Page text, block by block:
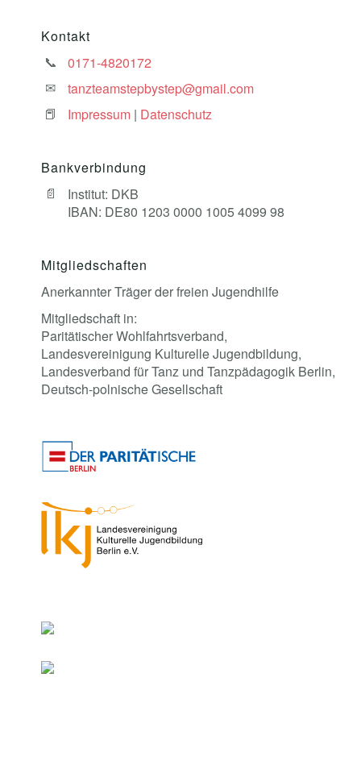
Kontakt
0171-4820172
tanzteamstepbystep@gmail.com
Impressum | Datenschutz
Bankverbindung
Institut: DKB
IBAN: DE80 1203 0000 1005 4099 98
Mitgliedschaften
Anerkannter Träger der freien Jugendhilfe
Mitgliedschaft in:
Paritätischer Wohlfahrtsverband,
Landesvereinigung Kulturelle Jugendbildung,
Landesverband für Tanz und Tanzpädagogik Berlin,
Deutsch-polnische Gesellschaft